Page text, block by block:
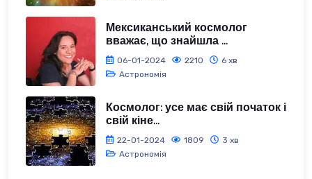
Мексиканський космолог
вважає, що знайшла ...
06-01-2024 2210
6 хв
Астрономія
Космолог: усе має свій початок і
свій кіне...
22-01-2024 1809
3 хв
Астрономія